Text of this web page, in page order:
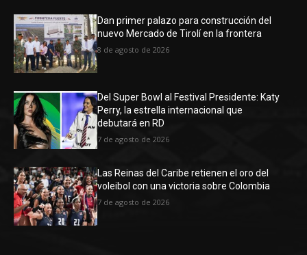
Dan primer palazo para construcción del
nuevo Mercado de Tirolí en la frontera
8 de agosto de 2026
Del Super Bowl al Festival Presidente: Katy
Perry, la estrella internacional que
debutará en RD
7 de agosto de 2026
Las Reinas del Caribe retienen el oro del
voleibol con una victoria sobre Colombia
7 de agosto de 2026